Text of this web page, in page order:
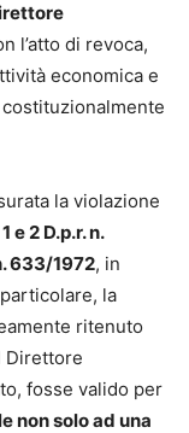
l’atto di revoca,
economica e
la violazione
e 2 D.p.r. n.
633/1972, in
la
ritenuto
Direttore
fosse valido per
non solo ad una